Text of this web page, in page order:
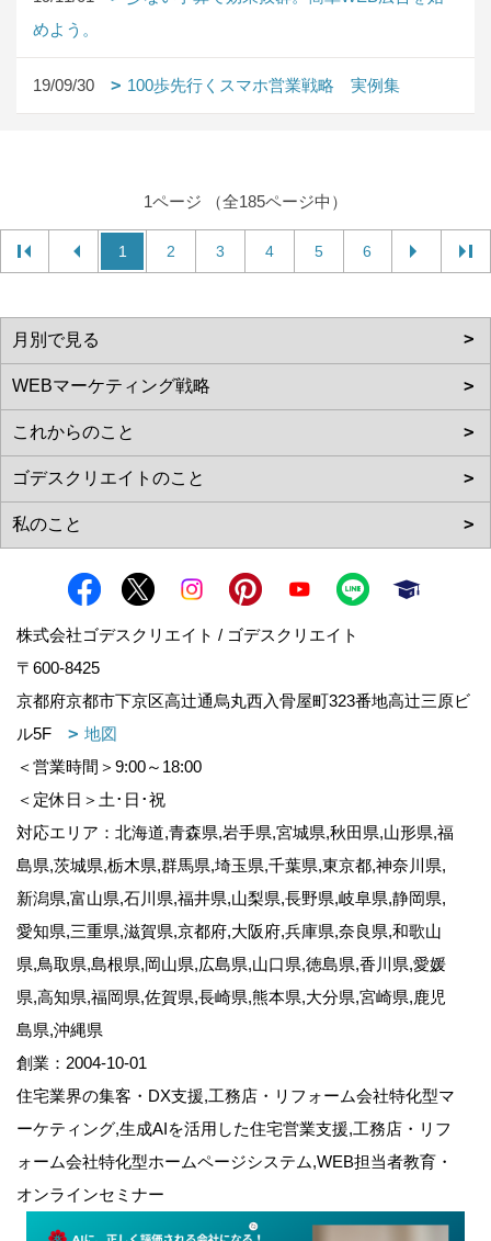
めよう。
19/09/30 100歩先行くスマホ営業戦略 実例集
1ページ （全185ページ中）
1 2 3 4 5 6
株式会社ゴデスクリエイト / ゴデスクリエイト
〒600-8425
京都府京都市下京区高辻通烏丸西入骨屋町323番地高辻三原ビ
ル5F
地図
＜営業時間＞9:00～18:00
＜定休日＞土･日･祝
対応エリア：北海道,青森県,岩手県,宮城県,秋田県,山形県,福
島県,茨城県,栃木県,群馬県,埼玉県,千葉県,東京都,神奈川県,
新潟県,富山県,石川県,福井県,山梨県,長野県,岐阜県,静岡県,
愛知県,三重県,滋賀県,京都府,大阪府,兵庫県,奈良県,和歌山
県,鳥取県,島根県,岡山県,広島県,山口県,徳島県,香川県,愛媛
県,高知県,福岡県,佐賀県,長崎県,熊本県,大分県,宮崎県,鹿児
島県,沖縄県
創業：2004-10-01
住宅業界の集客・DX支援,工務店・リフォーム会社特化型マ
ーケティング,生成AIを活用した住宅営業支援,工務店・リフ
ォーム会社特化型ホームページシステム,WEB担当者教育・
オンラインセミナー